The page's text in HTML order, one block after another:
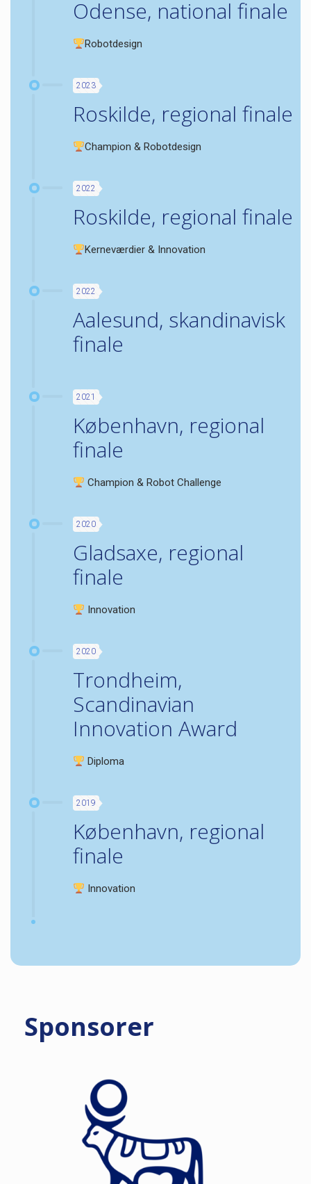
Odense, national finale
Robotdesign
2023
Roskilde, regional finale
Champion & Robotdesign
2022
Roskilde, regional finale
Kerneværdier & Innovation
2022
Aalesund, skandinavisk
finale
2021
København, regional
finale
Champion & Robot Challenge
2020
Gladsaxe, regional
finale
Innovation
2020
Trondheim,
Scandinavian
Innovation Award
Diploma
2019
København, regional
finale
Innovation
Sponsorer